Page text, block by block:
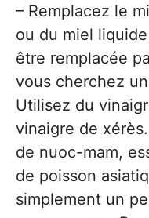
– Remplacez le
ou du miel
être remplacée
vous cherchez
Utilisez du
vinaigre de
de nuoc-mam,
de poisson
simplement un